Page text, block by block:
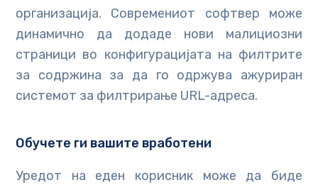
организација. Современиот софтвер може
динамично да додаде нови малициозни
страници во конфигурацијата на филтрите
за содржина за да го одржува ажуриран
системот за филтрирање URL-адреса.
Обучете ги вашите вработени
Уредот на еден корисник може да биде